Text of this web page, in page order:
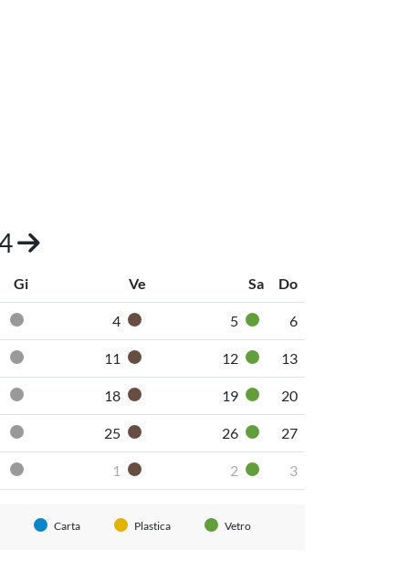
Gi Ve Sa Do
pannoloni
Secco non riciclabile
4 Organico umido
5 Vetro6
pannoloni
Secco non riciclabile
11 Organico umido
12 Vetro
13
pannoloni
Secco non riciclabile
18 Organico umido
19 Vetro
20
pannoloni
Secco non riciclabile
25 Organico umido
26 Vetro
27
pannoloni
Secco non riciclabile
1 Organico umido
2 Vetro3
Carta Plastica Vetro